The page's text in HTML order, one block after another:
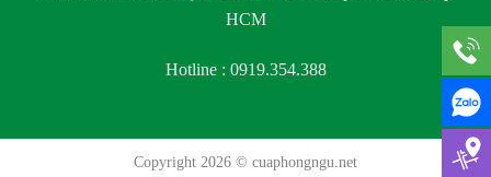
HCM
Hotline : 0919.354.388
Copyright 2026 © cuaphongngu.net